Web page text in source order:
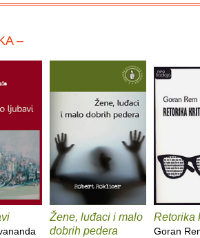
–
Žene, luđaci i malo
dobrih pedera
Retorika
Goran